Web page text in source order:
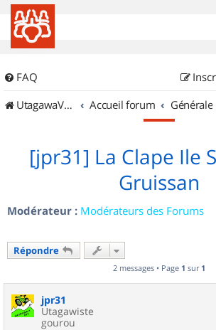
FAQ
UtagawaVTT (Randos VTT et VTTAE avec traces GPS)
Accueil forum Générale
[jpr31] La Clape Ile
Gruissan
Modérateur : Modérateurs des Forums
Répondre
2 messages • Page 1 sur 1
jpr31
Utagawiste
gourou